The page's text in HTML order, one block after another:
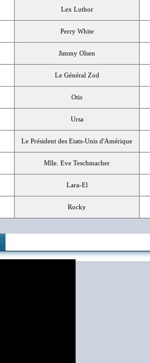
Lex Luthor
Perry White
Jimmy Olsen
Le Général Zod
Otis
Ursa
Le Président des Etats-Unis d'Amérique
Mlle. Eve Teschmacher
Lara-El
Rocky